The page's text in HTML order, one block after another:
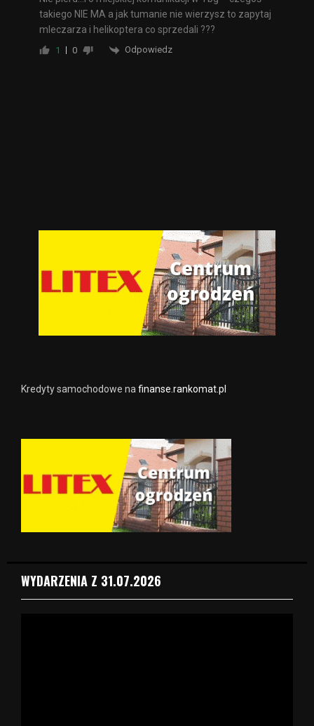
takiego NIE MA a jak tumanie nie wierzysz to zapytaj
mleczarza i helikoptera co sprzedali ???
1 0 Odpowiedz
Kredyty samochodowe na finanse.rankomat.pl
WYDARZENIA Z 31.07.2026